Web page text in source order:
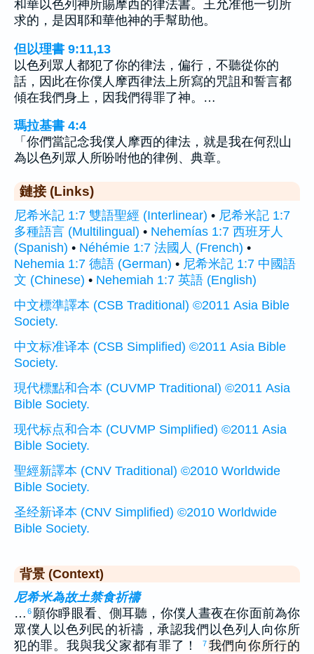
和華以色列神所賜摩西的律法書。王允准他一切所
求的，是因耶和華他神的手幫助他。
但以理書 9:11,13
以色列眾人都犯了你的律法，偏行，不聽從你的
話，因此在你僕人摩西律法上所寫的咒詛和誓言都
傾在我們身上，因我們得罪了神。…
瑪拉基書 4:4
「你們當記念我僕人摩西的律法，就是我在何烈山
為以色列眾人所吩咐他的律例、典章。
鏈接 (Links)
尼希米記 1:7 雙語聖經 (Interlinear) • 尼希米記 1:7
多種語言 (Multilingual) • Nehemías 1:7 西班牙人
(Spanish) • Néhémie 1:7 法國人 (French) •
Nehemia 1:7 德語 (German) • 尼希米記 1:7 中國語
文 (Chinese) • Nehemiah 1:7 英語 (English)
中文標準譯本 (CSB Traditional) ©2011 Asia Bible
Society.
中文标准译本 (CSB Simplified) ©2011 Asia Bible
Society.
現代標點和合本 (CUVMP Traditional) ©2011 Asia
Bible Society.
现代标点和合本 (CUVMP Simplified) ©2011 Asia
Bible Society.
聖經新譯本 (CNV Traditional) ©2010 Worldwide
Bible Society.
圣经新译本 (CNV Simplified) ©2010 Worldwide
Bible Society.
背景 (Context)
尼希米為故土禁食祈禱
… 6 願你睜眼看、側耳聽，你僕人晝夜在你面前為你
眾僕人以色列民的祈禱，承認我們以色列人向你所
犯的罪。我與我父家都有罪了！
7 我們向你所行的